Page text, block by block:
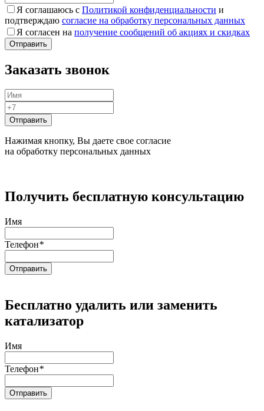
Я соглашаюсь с Политикой конфиденциальности и
подтверждаю согласие на обработку персональных данных
Я согласен на получение сообщений об акциях и скидках
Заказать звонок
Нажимая кнопку, Вы даете свое согласие
на обработку персональных данных
Получить бесплатную консультацию
Имя
Телефон*
Бесплатно удалить или заменить
катализатор
Имя
Телефон*